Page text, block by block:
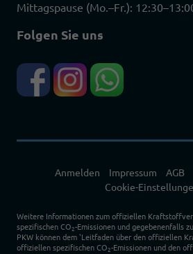
Mittagspause (Mo.–Fr.):
Folgen Sie uns
Anmelden Impressum AGB
Cookie-
Weitere Informationen zum offiziellen
spezifischen CO2-Emissionen und gegebenenfalls
PKW können dem 'Leitfaden über den offiziellen
offiziellen spezifischen CO2-Emissionen und den